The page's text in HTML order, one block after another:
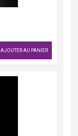
AJOUTER AU PANIER